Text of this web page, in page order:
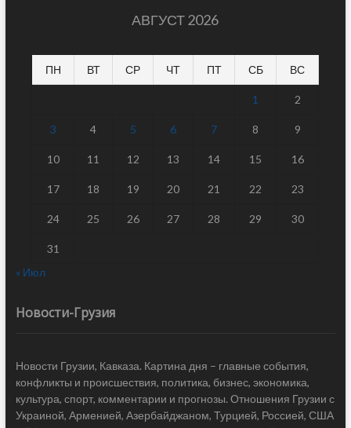
АВГУСТ 2026
ПН ВТ СР ЧТ ПТ СБ ВС
1 2
3 4 5 6 7 8 9
10 11 12 13 14 15 16
17 18 19 20 21 22 23
24 25 26 27 28 29 30
31
« Июл
Новости-Грузия
Новости Грузии, Кавказа. Картина дня – главные события,
конфликты и происшествия, политика, бизнес, экономика,
культура, спорт, комментарии и прогнозы. Отношения Грузии с
Украиной, Арменией, Азербайджаном, Турцией, Россией, США